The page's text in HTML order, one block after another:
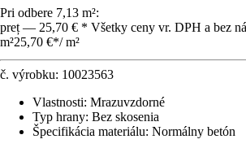
Pri odbere 7,13 m²:
preț — 25,70 € * Všetky ceny vr. DPH a bez
m²25,70 €*/ m²
č. výrobku: 10023563
Vlastnosti: Mrazuvzdorné
Typ hrany: Bez skosenia
Špecifikácia materiálu: Normálny betón